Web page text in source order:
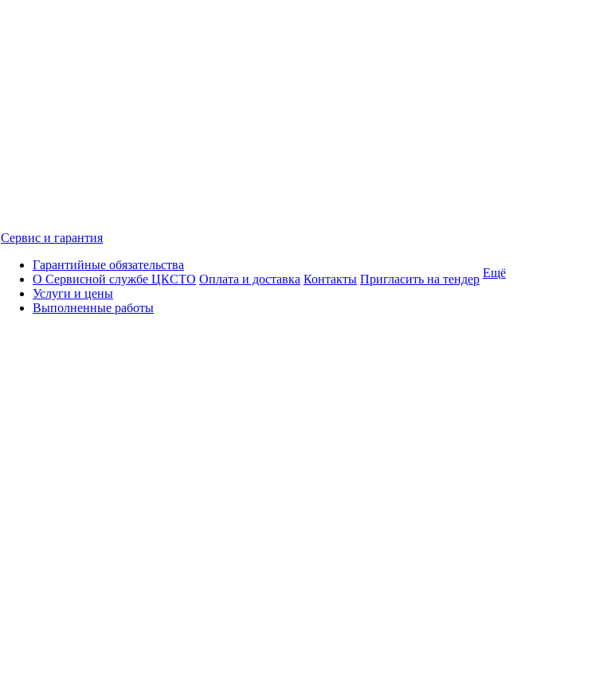
Сервис и гарантия
Гарантийные обязательства
О Сервисной службе ЦКСТО
Услуги и цены
Выполненные работы
Оплата и доставка Контакты Пригласить на тендер Ещё